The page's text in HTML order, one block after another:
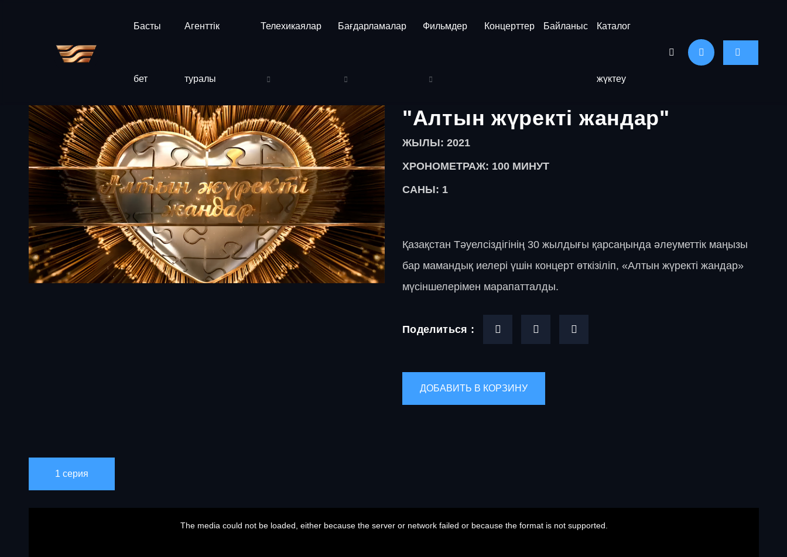
Басты
бет
Агенттік
туралы
Телехикаялар Бағдарламалар Фильмдер Концерттер Байланыс Каталог
жүктеу
"Алтын жүректі жандар"
ЖЫЛЫ: 2021
ХРОНОМЕТРАЖ: 100 МИНУТ
САНЫ: 1
Қазақстан Тәуелсіздігінің 30 жылдығы қарсаңында әлеуметтік маңызы
бар мамандық иелері үшін концерт өткізіліп, «Алтын жүректі жандар»
мүсіншелерімен марапатталды.
Поделиться :
1 серия